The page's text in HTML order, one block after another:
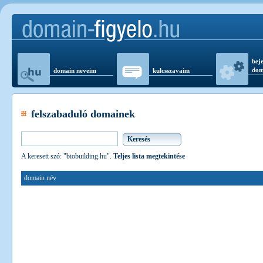
domain neveim kulcsszavaim
felszabaduló domainek
A keresett szó: "biobuilding.hu". Teljes lista megtekintése
domain név